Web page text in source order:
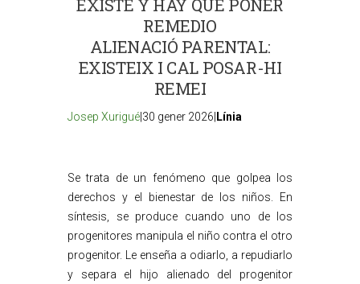
EXISTE Y HAY QUE PONER
REMEDIO
ALIENACIÓ PARENTAL:
EXISTEIX I CAL POSAR-HI
REMEI
Josep Xurigué |30 gener 2026| Línia
Se trata de un fenómeno que golpea los
derechos y el bienestar de los niños. En
síntesis, se produce cuando uno de los
progenitores manipula el niño contra el otro
progenitor. Le enseña a odiarlo, a repudiarlo
y separa el hijo alienado del progenitor